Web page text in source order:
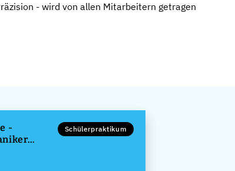
- wird von allen Mitarbeitern getragen
-
Schülerpraktikum